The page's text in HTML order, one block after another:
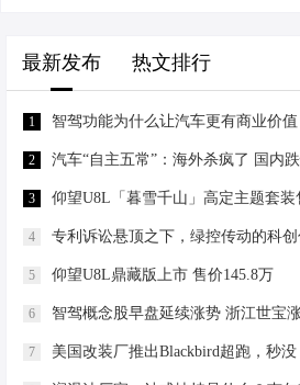
分别为：长
和北欧美学的
融入沃尔沃的
了，维京之斧
及新的松湖绿
起来更生机盎
格，也就是德
最新发布 热文排行
1 智驾功能为什么让汽车更有商业价值
2 汽车“自主五常”：海外杀疯了 国内
3 仰望U8L「暮雪千山」高定主题套装
4 专利诉讼悬顶之下，绿控传动的科
5 仰望U8L鼎藏版上市 售价145.8万
6 智驾概念股早盘延续涨势 浙江世宝
7 美国改装厂推出Blackbird超跑，秒没